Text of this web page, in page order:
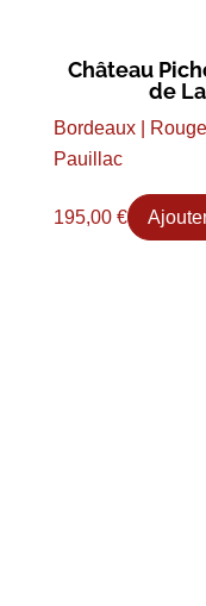
Château
de
Bordeaux | Rouge
Pauillac
195,00 €